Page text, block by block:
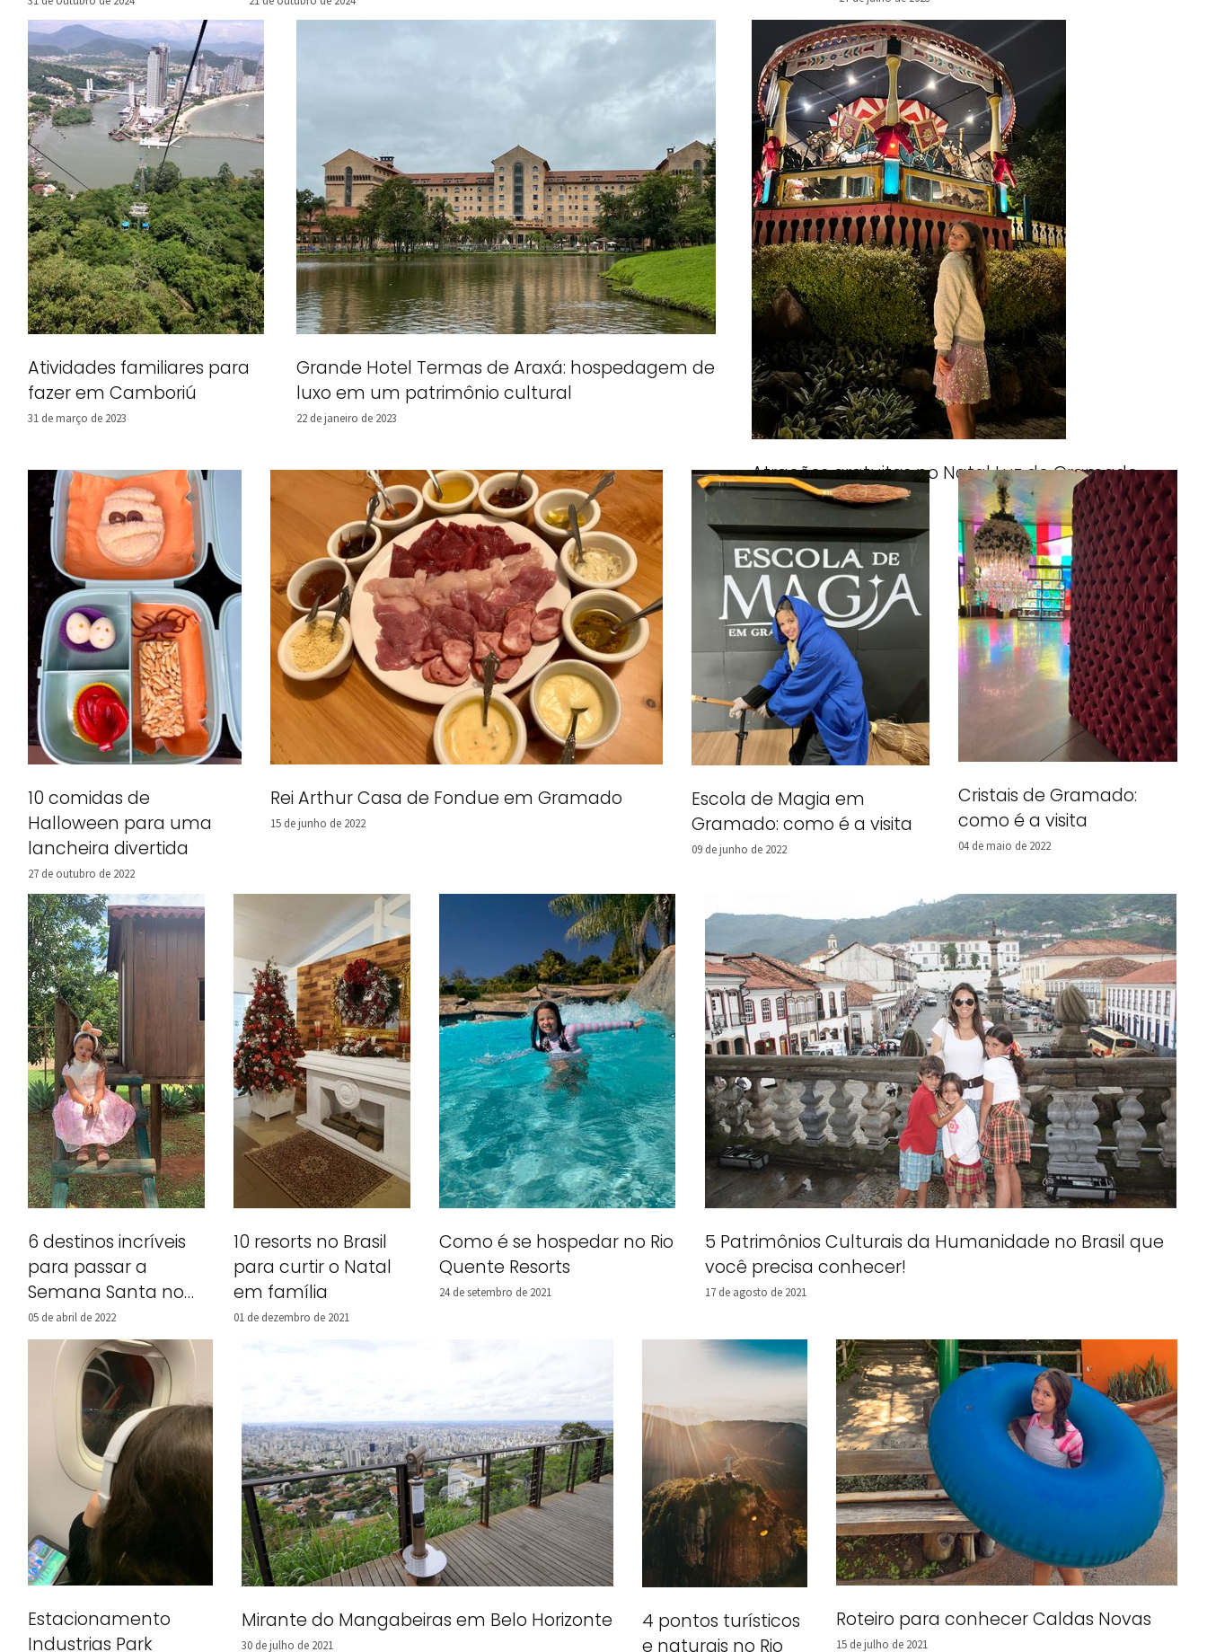
Atividades familiares para
fazer em Camboriú
31 de março de 2023
Grande Hotel Termas de Araxá: hospedagem de
luxo em um patrimônio cultural
22 de janeiro de 2023
Atrações gratuitas no Natal Luz de Gramado
15 de dezembro de 2022
10 comidas de
Halloween para uma
lancheira divertida
27 de outubro de 2022
Rei Arthur Casa de Fondue em Gramado
15 de junho de 2022
Escola de Magia em
Gramado: como é a visita
09 de junho de 2022
Cristais de Gramado:
como é a visita
04 de maio de 2022
6 destinos incríveis
para passar a
Semana Santa no
Brasil
05 de abril de 2022
10 resorts no Brasil
para curtir o Natal
em família
01 de dezembro de 2021
Como é se hospedar no Rio
Quente Resorts
24 de setembro de 2021
5 Patrimônios Culturais da Humanidade no Brasil que
você precisa conhecer!
17 de agosto de 2021
Estacionamento
Industrias Park
Mirante do Mangabeiras em Belo Horizonte
30 de julho de 2021
4 pontos turísticos
e naturais no Rio
Roteiro para conhecer Caldas Novas
15 de julho de 2021